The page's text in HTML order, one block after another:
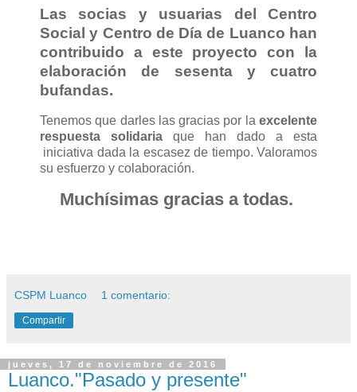
Las socias y usuarias del Centro
Social y Centro de Día de Luanco han
contribuido a este proyecto con la
elaboración de sesenta y cuatro
bufandas.
Tenemos que darles las gracias por la excelente
respuesta solidaria que han dado a esta
iniciativa dada la escasez de tiempo. Valoramos
su esfuerzo y colaboración.
Muchísimas gracias a todas.
CSPM Luanco 1 comentario:
Compartir
jueves, 17 de noviembre de 2016
Luanco."Pasado y presente"